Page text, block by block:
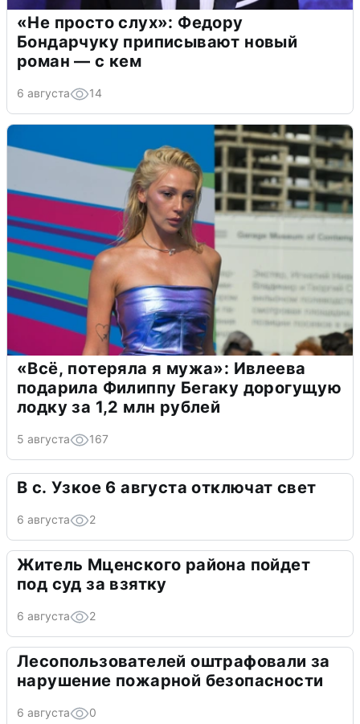
«Не просто слух»: Федору
Бондарчуку приписывают новый
роман — с кем
6 августа 14
«Всё, потеряла я мужа»: Ивлеева
подарила Филиппу Бегаку дорогущую
лодку за 1,2 млн рублей
5 августа 167
В с. Узкое 6 августа отключат свет
6 августа 2
Житель Мценского района пойдет
под суд за взятку
6 августа 2
Лесопользователей оштрафовали за
нарушение пожарной безопасности
6 августа 0